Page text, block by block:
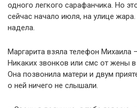
одного легкого сарафанчика. Но
сейчас начало июля, на улице
надела.
Маргарита взяла телефон Михаила
Никаких звонков или смс от жены
Она позвонила матери и двум
о ней ничего не слышали.